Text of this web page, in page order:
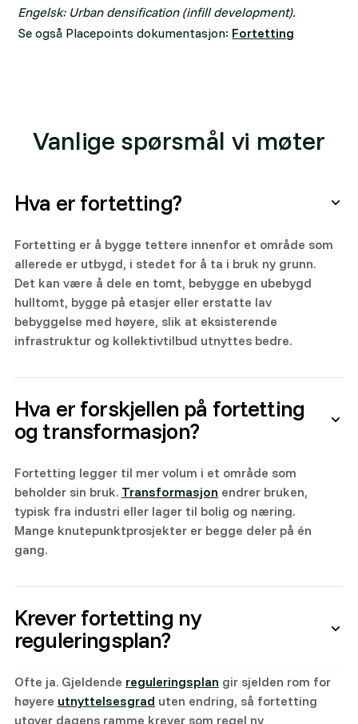
Engelsk: Urban densification (infill development).
Se også Placepoints dokumentasjon: Fortetting
Vanlige spørsmål vi møter
Hva er fortetting?
Fortetting er å bygge tettere innenfor et område som
allerede er utbygd, i stedet for å ta i bruk ny grunn.
Det kan være å dele en tomt, bebygge en ubebygd
hulltomt, bygge på etasjer eller erstatte lav
bebyggelse med høyere, slik at eksisterende
infrastruktur og kollektivtilbud utnyttes bedre.
Hva er forskjellen på fortetting
og transformasjon?
Fortetting legger til mer volum i et område som
beholder sin bruk. Transformasjon endrer bruken,
typisk fra industri eller lager til bolig og næring.
Mange knutepunktprosjekter er begge deler på én
gang.
Krever fortetting ny
reguleringsplan?
Ofte ja. Gjeldende reguleringsplan gir sjelden rom for
høyere utnyttelsesgrad uten endring, så fortetting
utover dagens ramme krever som regel ny